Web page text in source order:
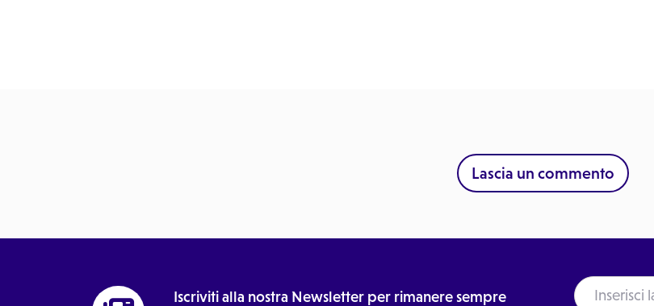
Lascia un commento
Iscriviti alla nostra Newsletter per rimanere sempre